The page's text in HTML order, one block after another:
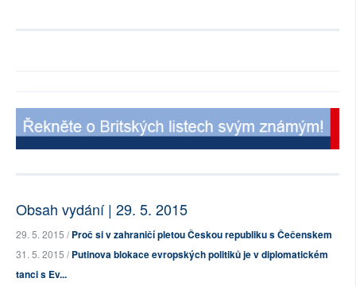
Obsah vydání | 29. 5. 2015
29. 5. 2015 /Proč si v zahraničí pletou Českou republiku s Čečenskem
31. 5. 2015 /Putinova blokace evropských politiků je v diplomatickém
tanci s Ev...